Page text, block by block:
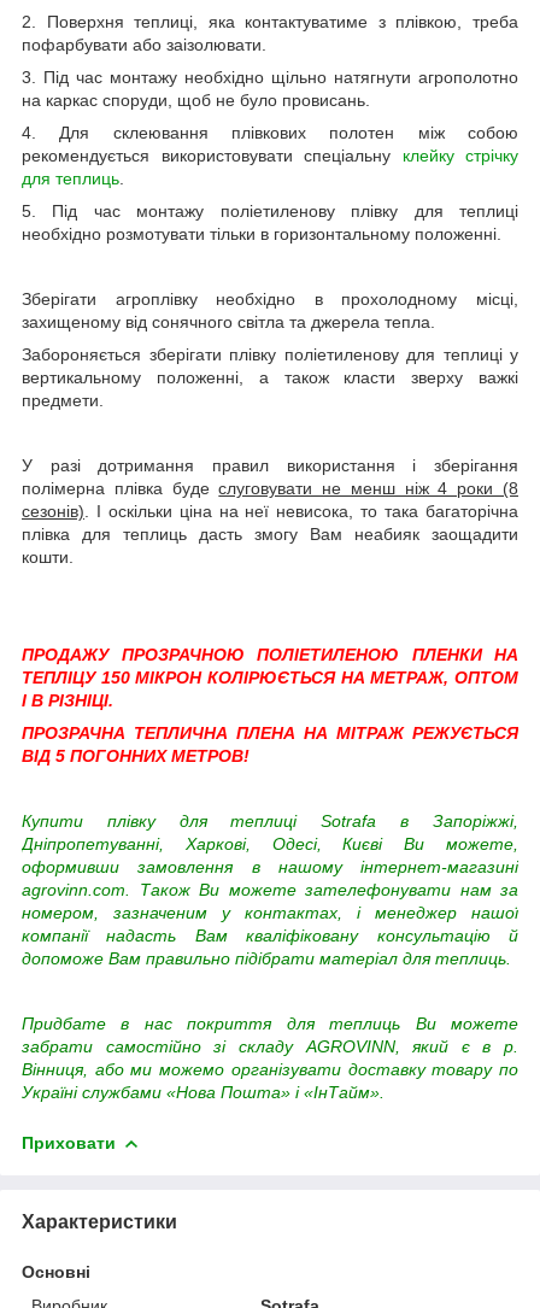
2. Поверхня теплиці, яка контактуватиме з плівкою, треба
пофарбувати або заізолювати.
3. Під час монтажу необхідно щільно натягнути агрополотно
на каркас споруди, щоб не було провисань.
4. Для склеювання плівкових полотен між собою
рекомендується використовувати спеціальну клейку стрічку
для теплиць
5. Під час монтажу поліетиленову плівку для теплиці
необхідно розмотувати тільки в горизонтальному положенні.
Зберігати агроплівку необхідно в прохолодному місці,
захищеному від сонячного світла та джерела тепла.
Забороняється зберігати плівку поліетиленову для теплиці у
вертикальному положенні, а також класти зверху важкі
предмети.
У разі дотримання правил використання і зберігання
полімерна плівка будеслуговувати не менш ніж 4 роки (8
сезонів) . І оскільки ціна на неї невисока, то така багаторічна
плівка для теплиць дасть змогу Вам неабияк заощадити
кошти.
ПРОДАЖУ ПРОЗРАЧНОЮ ПОЛІЕТИЛЕНОЮ ПЛЕНКИ НА
ТЕПЛІЦУ 150 МІКРОН КОЛІРЮЄТЬСЯ НА МЕТРАЖ, ОПТОМ
І В РІЗНІЦІ.
ПРОЗРАЧНА ТЕПЛИЧНА ПЛЕНА НА МІТРАЖ РЕЖУЄТЬСЯ
ВІД 5 ПОГОННИХ МЕТРОВ!
Купити плівку для теплиці Sotrafa в Запоріжжі,
Дніпропетуванні, Харкові, Одесі, Києві Ви можете,
оформивши замовлення в нашому інтернет-магазині
agrovinn.com. Також Ви можете зателефонувати нам за
номером, зазначеним у контактах, і менеджер нашої
компанії надасть Вам кваліфіковану консультацію й
допоможе Вам правильно підібрати матеріал для теплиць.
Придбате в нас покриття для теплиць Ви можете
забрати самостійно зі складу AGROVINN, який є в р.
Вінниця, або ми можемо організувати доставку товару по
Україні службами «Нова Пошта» і «ІнТайм».
Приховати
Характеристики
Основні